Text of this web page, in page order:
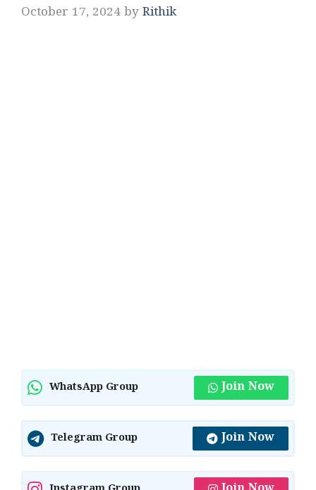
October 17, 2024 by Rithik
WhatsApp Group Join Now
Telegram Group Join Now